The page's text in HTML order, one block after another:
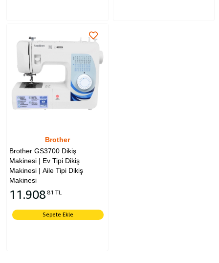
Brother
Brother GS3700 Dikiş
Makinesi | Ev Tipi Dikiş
Makinesi | Aile Tipi Dikiş
Makinesi
11.908 81 TL
Sepete Ekle